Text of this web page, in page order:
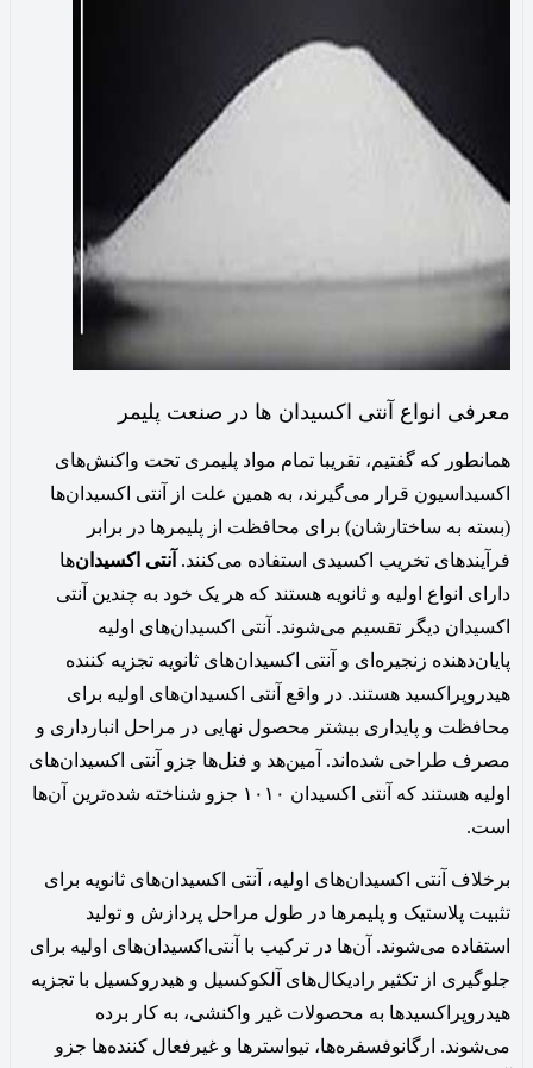
معرفی انواع آنتی اکسیدان ها در صنعت پلیمر
همانطور که گفتیم، تقریبا تمام مواد پلیمری تحت واکنش‌های
اکسیداسیون قرار می‌گیرند، به همین علت از آنتی‌ اکسیدان‌ها
(بسته به ساختارشان) برای محافظت از پلیمرها در برابر
فرآیندهای تخریب اکسیدی استفاده می‌کنند. آنتی اکسیدان‌ها
دارای انواع اولیه و ثانویه هستند که هر یک خود به چندین آنتی
اکسیدان دیگر تقسیم می‌شوند. آنتی اکسیدان‌های اولیه
پایان‌دهنده زنجیره‌ای و آنتی اکسیدان‌های ثانویه تجزیه کننده
هیدروپراکسید هستند. در واقع آنتی اکسیدان‌های اولیه برای
محافظت و پایداری بیشتر محصول نهایی در مراحل انبارداری و
مصرف طراحی شده‌اند. آمین‌هد و فنل‌ها جزو آنتی اکسیدان‌های
اولیه هستند که آنتی اکسیدان ۱۰۱۰ جزو شناخته شده‌ترین آن‌ها
است.
برخلاف آنتی اکسیدان‌های اولیه، آنتی اکسیدان‌های ثانویه برای
تثبیت پلاستیک و پلیمر‌ها در طول مراحل پردازش و تولید
استفاده می‌شوند. آن‌ها در ترکیب با آنتی‌اکسیدان‌های اولیه برای
جلوگیری از تکثیر رادیکال‌های آلکوکسیل و هیدروکسیل با تجزیه
هیدروپراکسیدها به محصولات غیر واکنشی، به کار برده
می‌شوند. ارگانوفسفره‌ها، تیواسترها و غیرفعال کننده‌ها جزو